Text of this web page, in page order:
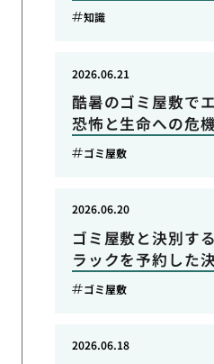
知識
酷暑のゴミ屋敷で
恐怖と生命への危
2026.06.21
ゴミ屋敷
ゴミ屋敷と決別す
ラックを予約した
2026.06.20
ゴミ屋敷
2026.06.18